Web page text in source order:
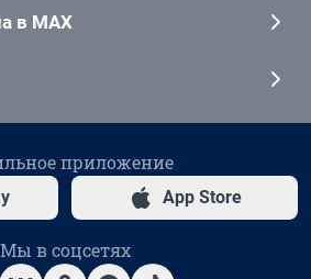
в MAX
приложение
App Store
Мы в соцсетях